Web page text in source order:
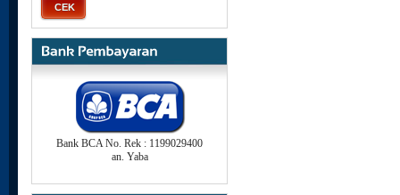
Bank BCA No. Rek : 1199029400
an. Yaba